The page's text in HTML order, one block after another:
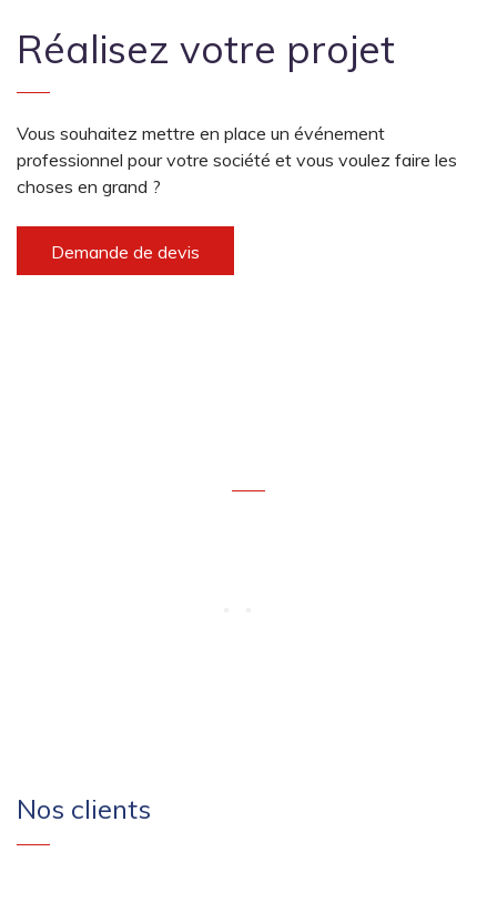
Réalisez votre projet
Vous souhaitez mettre en place un événement
professionnel pour votre société et vous voulez faire les
choses en grand ?
Demande de devis
Nos clients